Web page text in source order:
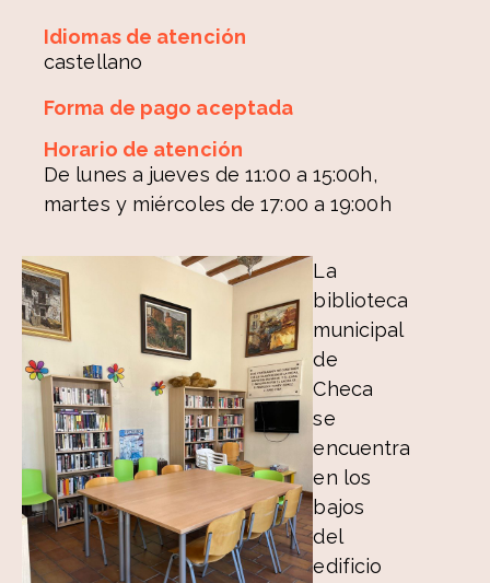
Idiomas de atención
castellano
Forma de pago aceptada
Horario de atención
De lunes a jueves de 11:00 a 15:00h,
martes y miércoles de 17:00 a 19:00h
La
biblioteca
municipal
de
Checa
se
encuentra
en los
bajos
del
edificio